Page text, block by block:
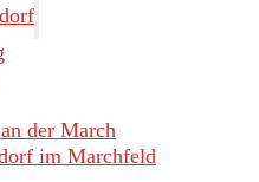
der March
im Marchfeld